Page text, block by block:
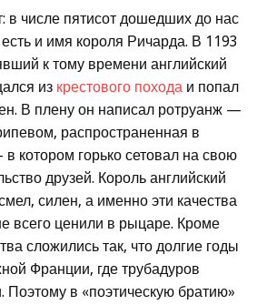
в числе пятисот дошедших до нас
и имя короля Ричарда. В 1193
к тому времени английский
из крестового похода и попал
В плену он написал ротруанж —
распространенная в
котором горько сетовал на свою
друзей. Король английский
силен, а именно эти качества
всего ценили в рыцаре. Кроме
сложились так, что долгие годы
Франции, где трубадуров
Поэтому в «поэтическую братию»